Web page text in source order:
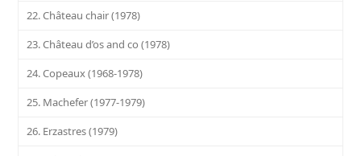
22. Château chair (1978)
23. Château d’os and co (1978)
24. Copeaux (1968-1978)
25. Machefer (1977-1979)
26. Erzastres (1979)